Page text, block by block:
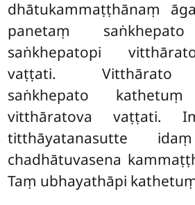
dhātukammaṭṭhānaṃ
panetaṃ
saṅkhepatopi
vaṭṭati. Vitthārato
saṅkhepato
vitthāratova vaṭṭati.
titthāyatanasutte
chadhātuvasena
Taṃ ubhayathāpi